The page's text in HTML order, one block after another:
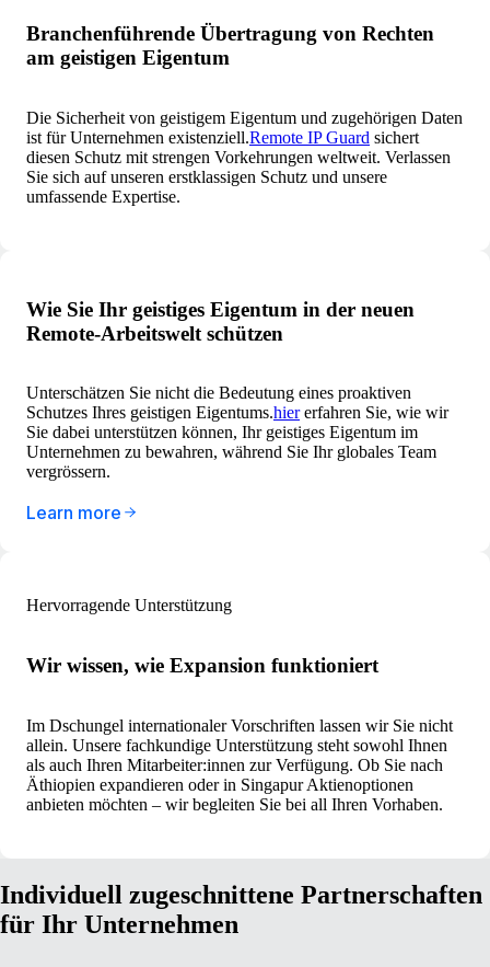
Branchenführende Übertragung von Rechten
am geistigen Eigentum
Die Sicherheit von geistigem Eigentum und zugehörigen Daten
ist für Unternehmen existenziell.Remote IP Guard sichert
diesen Schutz mit strengen Vorkehrungen weltweit. Verlassen
Sie sich auf unseren erstklassigen Schutz und unsere
umfassende Expertise.
Wie Sie Ihr geistiges Eigentum in der neuen
Remote-Arbeitswelt schützen
Unterschätzen Sie nicht die Bedeutung eines proaktiven
Schutzes Ihres geistigen Eigentums.hiererfahren Sie, wie wir
Sie dabei unterstützen können, Ihr geistiges Eigentum im
Unternehmen zu bewahren, während Sie Ihr globales Team
vergrössern.
Learn more
Hervorragende Unterstützung
Wir wissen, wie Expansion funktioniert
Im Dschungel internationaler Vorschriften lassen wir Sie nicht
allein. Unsere fachkundige Unterstützung steht sowohl Ihnen
als auch Ihren Mitarbeiter:innen zur Verfügung. Ob Sie nach
Äthiopien expandieren oder in Singapur Aktienoptionen
anbieten möchten – wir begleiten Sie bei all Ihren Vorhaben.
Individuell zugeschnittene Partnerschaften
für Ihr Unternehmen